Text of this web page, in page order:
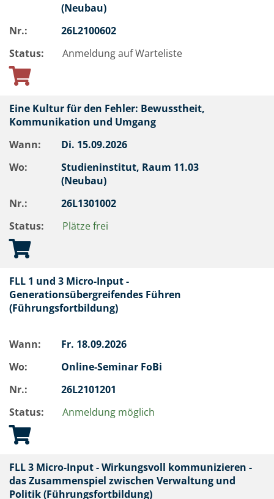
(Neubau)
Nr.:
26L2100602
Status:
Anmeldung auf Warteliste
Eine Kultur für den Fehler: Bewusstheit,
Kommunikation und Umgang
Wann:
Di. 15.09.2026
Wo:
Studieninstitut, Raum 11.03
(Neubau)
Nr.:
26L1301002
Status:
Plätze frei
FLL 1 und 3 Micro-Input -
Generationsübergreifendes Führen
(Führungsfortbildung)
Wann: Fr. 18.09.2026
Wo:
Online-Seminar FoBi
Nr.:
26L2101201
Status:
Anmeldung möglich
FLL 3 Micro-Input - Wirkungsvoll kommunizieren -
das Zusammenspiel zwischen Verwaltung und
Politik (Führungsfortbildung)